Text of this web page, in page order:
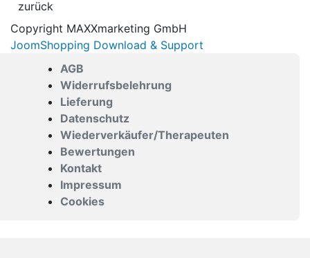
Copyright MAXXmarketing GmbH
JoomShopping Download & Support
AGB
Widerrufsbelehrung
Lieferung
Datenschutz
Wiederverkäufer/Therapeuten
Bewertungen
Kontakt
Impressum
Cookies